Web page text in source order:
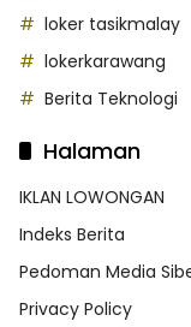
loker tasikmalay
lokerkarawang
Berita Teknologi
Halaman
IKLAN LOWONGAN
Indeks Berita
Pedoman Media
Privacy Policy